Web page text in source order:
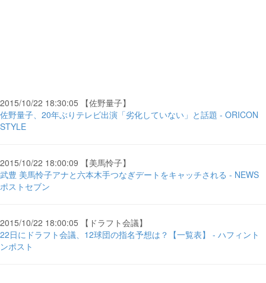
2015/10/22 18:30:05 【佐野量子】
佐野量子、20年ぶりテレビ出演「劣化していない」と話題 - ORICON
STYLE
2015/10/22 18:00:09 【美馬怜子】
武豊 美馬怜子アナと六本木手つなぎデートをキャッチされる - NEWS
ポストセブン
2015/10/22 18:00:05 【ドラフト会議】
22日にドラフト会議、12球団の指名予想は？【一覧表】 - ハフィント
ンポスト